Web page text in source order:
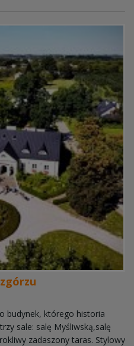
budynek, którego historia
sale: salę Myśliwską,salę
zadaszony taras. Stylowy